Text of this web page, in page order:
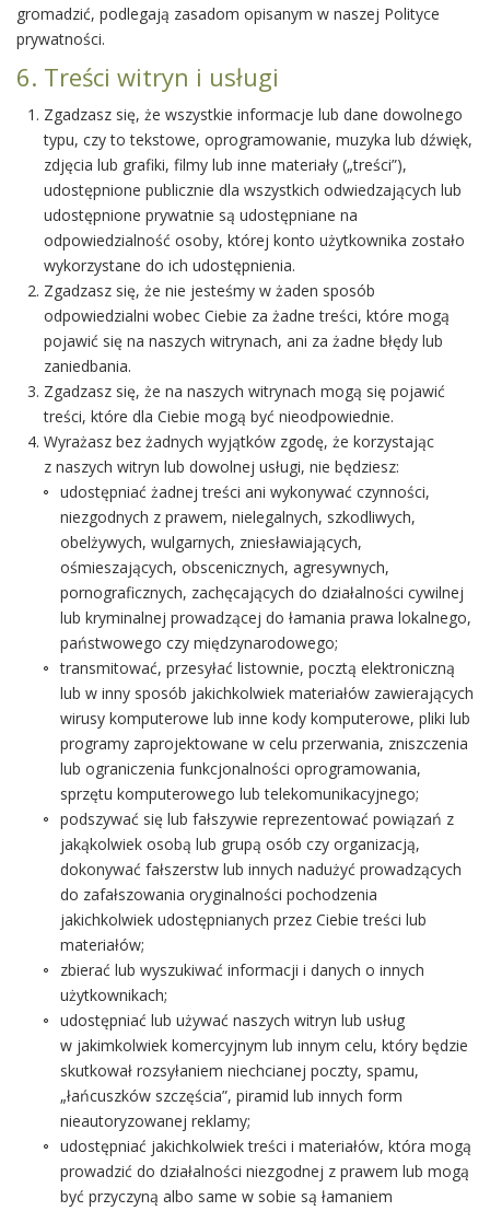
gromadzić, podlegają zasadom opisanym w naszej Polityce
prywatności.
6. Treści witryn i usługi
Zgadzasz się, że wszystkie informacje lub dane dowolnego
typu, czy to tekstowe, oprogramowanie, muzyka lub dźwięk,
zdjęcia lub grafiki, filmy lub inne materiały („treści”),
udostępnione publicznie dla wszystkich odwiedzających lub
udostępnione prywatnie są udostępniane na
odpowiedzialność osoby, której konto użytkownika zostało
wykorzystane do ich udostępnienia.
Zgadzasz się, że nie jesteśmy w żaden sposób
odpowiedzialni wobec Ciebie za żadne treści, które mogą
pojawić się na naszych witrynach, ani za żadne błędy lub
zaniedbania.
Zgadzasz się, że na naszych witrynach mogą się pojawić
treści, które dla Ciebie mogą być nieodpowiednie.
Wyrażasz bez żadnych wyjątków zgodę, że korzystając
z naszych witryn lub dowolnej usługi, nie będziesz:
udostępniać żadnej treści ani wykonywać czynności,
niezgodnych z prawem, nielegalnych, szkodliwych,
obelżywych, wulgarnych, zniesławiających,
ośmieszających, obscenicznych, agresywnych,
pornograficznych, zachęcających do działalności cywilnej
lub kryminalnej prowadzącej do łamania prawa lokalnego,
państwowego czy międzynarodowego;
transmitować, przesyłać listownie, pocztą elektroniczną
lub w inny sposób jakichkolwiek materiałów zawierających
wirusy komputerowe lub inne kody komputerowe, pliki lub
programy zaprojektowane w celu przerwania, zniszczenia
lub ograniczenia funkcjonalności oprogramowania,
sprzętu komputerowego lub telekomunikacyjnego;
podszywać się lub fałszywie reprezentować powiązań z
jakąkolwiek osobą lub grupą osób czy organizacją,
dokonywać fałszerstw lub innych nadużyć prowadzących
do zafałszowania oryginalności pochodzenia
jakichkolwiek udostępnianych przez Ciebie treści lub
materiałów;
zbierać lub wyszukiwać informacji i danych o innych
użytkownikach;
udostępniać lub używać naszych witryn lub usług
w jakimkolwiek komercyjnym lub innym celu, który będzie
skutkował rozsyłaniem niechcianej poczty, spamu,
„łańcuszków szczęścia”, piramid lub innych form
nieautoryzowanej reklamy;
udostępniać jakichkolwiek treści i materiałów, która mogą
prowadzić do działalności niezgodnej z prawem lub mogą
być przyczyną albo same w sobie są łamaniem